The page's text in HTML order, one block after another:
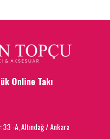
Online Takı
33 -A, Altındağ / Ankara